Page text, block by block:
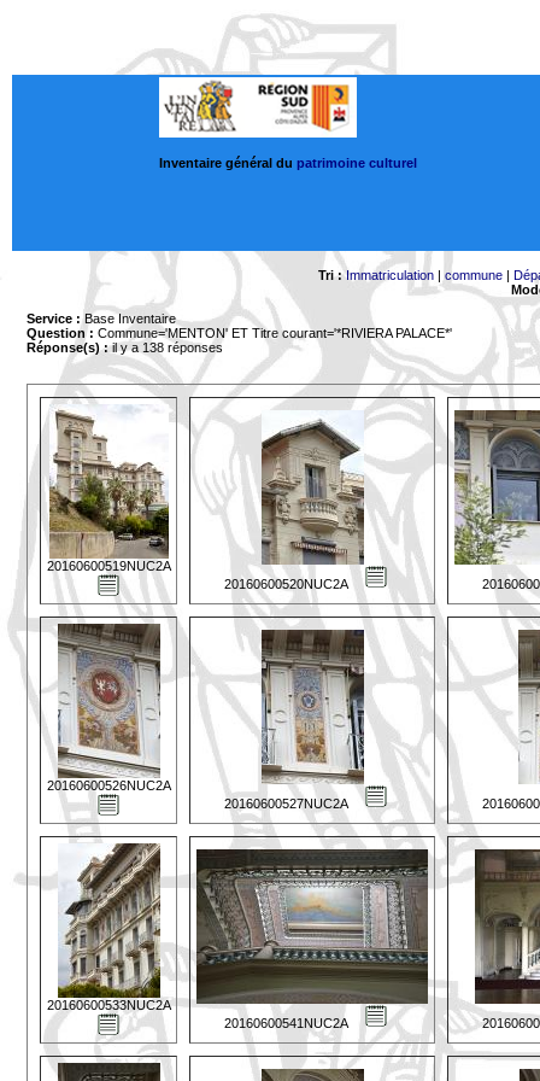
Inventaire général du patrimoine culturel
Tri : Immatriculation |commune |
Service : Base Inventaire
Question : Commune='MENTON' ET Titre courant='*RIVIERA PALACE*'
Réponse(s) :il y a 138 réponses
20160600519NUC2A
20160600520NUC2A
20160600526NUC2A
20160600527NUC2A
20160600533NUC2A
20160600541NUC2A